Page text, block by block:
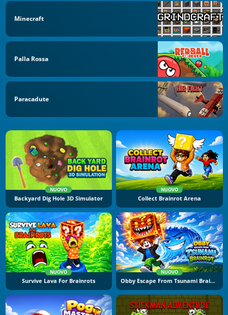
Minecraft
Palla Rossa
Paracadute
NUOVO
Backyard Dig Hole 3D Simulator
NUOVO
Collect Brainrot Arena
NUOVO
Survive Lava For Brainrots
NUOVO
Obby Escape From Tsunami Brainrot